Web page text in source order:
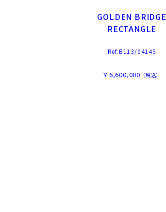
GOLDEN BRIDGE
RECTANGLE
Ref.B113/04145
￥6,600,000 （税込）